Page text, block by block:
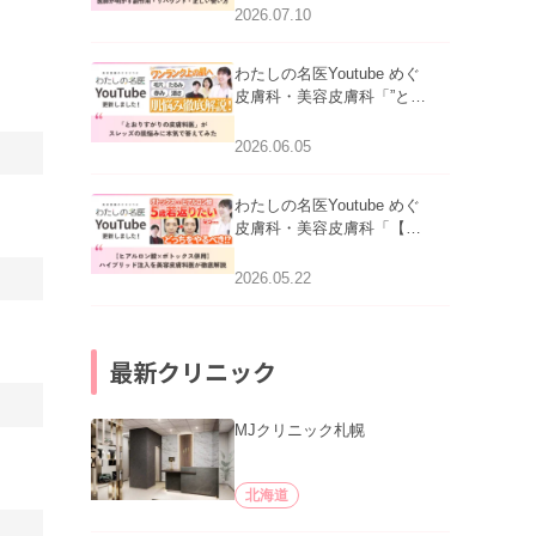
医師が明かす副作用・リバ
2026.07.10
わたしの名医Youtube めぐ
皮膚科・美容皮膚科「”とお
ッズの肌悩みに本気で答え
2026.06.05
わたしの名医Youtube めぐ
皮膚科・美容皮膚科「【ヒ
用】ハイブリッド注入を美
2026.05.22
最新クリニック
MJクリニック札幌
北海道